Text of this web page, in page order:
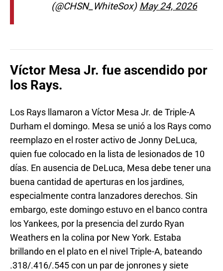
(@CHSN_WhiteSox) May 24, 2026
Víctor Mesa Jr. fue ascendido por
los Rays.
Los Rays llamaron a Víctor Mesa Jr. de Triple-A
Durham el domingo. Mesa se unió a los Rays como
reemplazo en el roster activo de Jonny DeLuca,
quien fue colocado en la lista de lesionados de 10
días. En ausencia de DeLuca, Mesa debe tener una
buena cantidad de aperturas en los jardines,
especialmente contra lanzadores derechos. Sin
embargo, este domingo estuvo en el banco contra
los Yankees, por la presencia del zurdo Ryan
Weathers en la colina por New York. Estaba
brillando en el plato en el nivel Triple-A, bateando
.318/.416/.545 con un par de jonrones y siete